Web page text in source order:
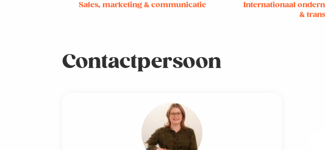
Sales, marketing & communicatie
Internationaal
&
Contactpersoon